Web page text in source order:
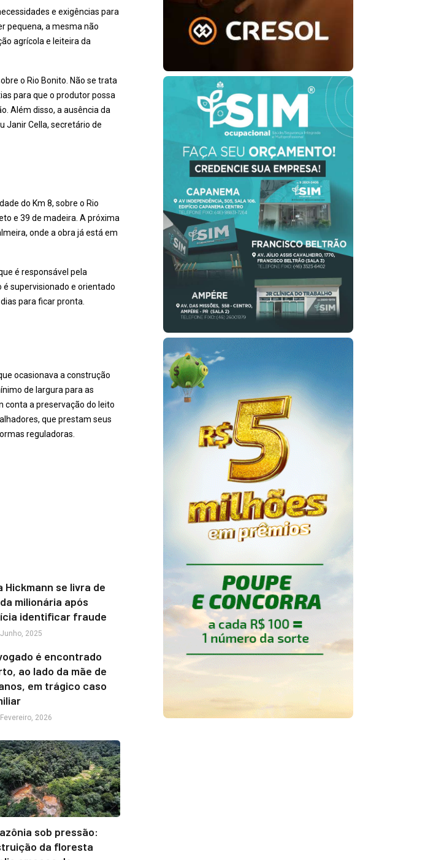
e exigências para
pequena, a mesma não
agrícola e leiteira da
o Rio Bonito. Não se trata
para que o produtor possa
Além disso, a ausência da
Janir Cella, secretário de
do Km 8, sobre o Rio
e 39 de madeira. A próxima
onde a obra já está em
é responsável pela
supervisionado e orientado
para ficar pronta.
ocasionava a construção
de largura para as
conta a preservação do leito
que prestam seus
reguladoras.
Hickmann se livra de
milionária após
identificar fraude
2025
é encontrado
ao lado da mãe de
em trágico caso
2026
sob pressão:
da floresta